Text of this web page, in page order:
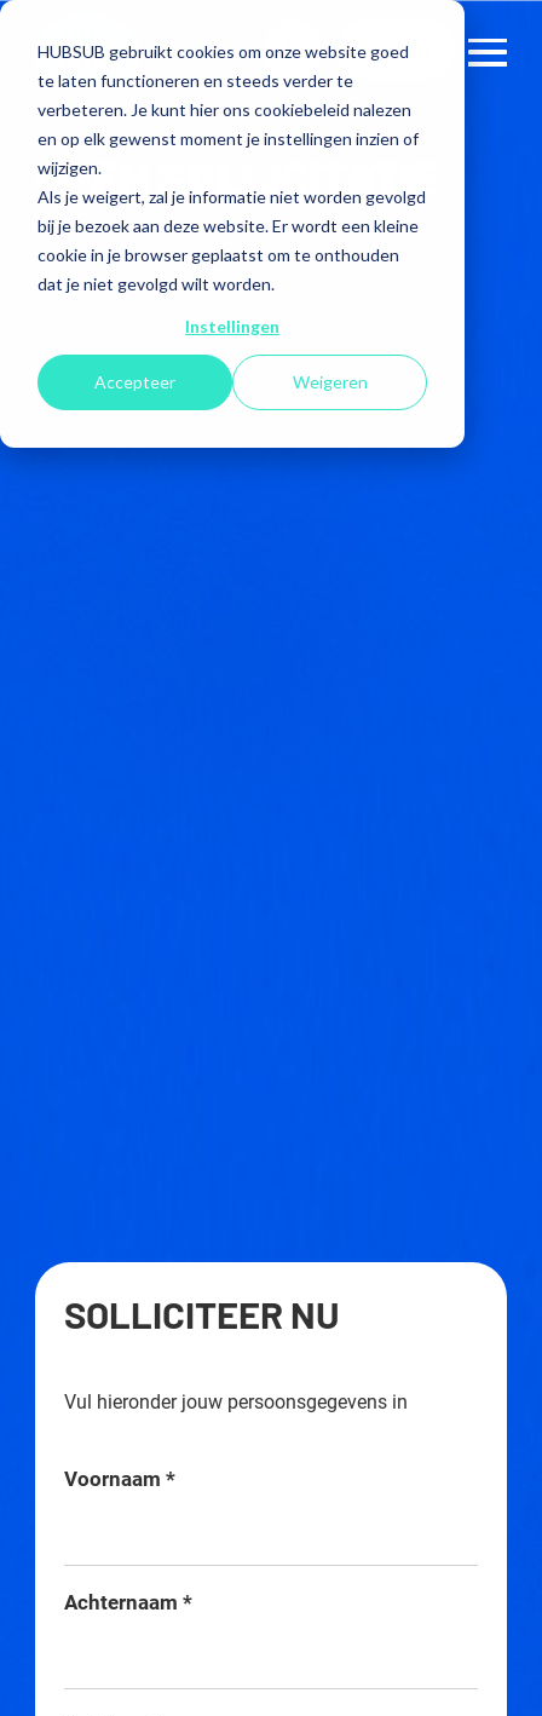
HUBSUB gebruikt cookies om onze website goed
te laten functioneren en steeds verder te
verbeteren. Je kunt hier ons cookiebeleid nalezen
en op elk gewenst moment je instellingen inzien of
wijzigen.
Als je weigert, zal je informatie niet worden gevolgd
bij je bezoek aan deze website. Er wordt een kleine
cookie in je browser geplaatst om te onthouden
dat je niet gevolgd wilt worden.
Instellingen
Accepteer Weigeren
Contact
SOLLICITEER NU
Vul hieronder jouw persoonsgegevens in
Voornaam *
Achternaam *
OPEN SOLLICITATIE